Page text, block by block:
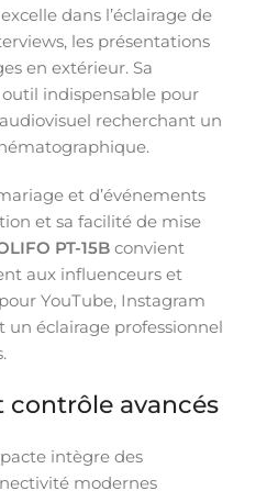
dans l’éclairage de
les présentations
en extérieur. Sa
indispensable pour
recherchant un
et d’événements
et sa facilité de mise
PT-15B convient
aux influenceurs et
YouTube, Instagram
un éclairage professionnel
contrôle avancés
intègre des
modernes